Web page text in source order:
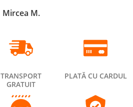
Mircea M.
TRANSPORT
GRATUIT
PLATĂ CU CARDUL